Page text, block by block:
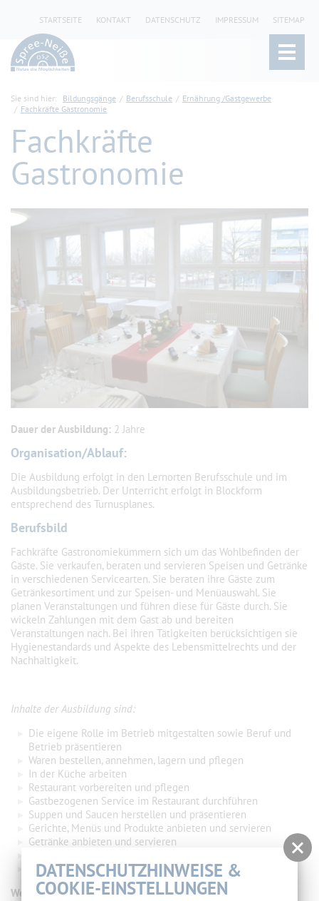
STARTSEITE KONTAKT DATENSCHUTZ IMPRESSUM SITEMAP
Sie sind hier: Bildungsgänge Berufsschule
Ernährung /Gastgewerbe
Fachkräfte Gastronomie
Fachkräfte
Gastronomie
Dauer der Ausbildung: 2 Jahre
Organisation/Ablauf:
Die Ausbildung erfolgt in den Lernorten Berufsschule und im
Ausbildungsbetrieb. Der Unterricht erfolgt in Blockform
entsprechend des Turnusplanes.
Berufsbild
Fachkräfte Gastronomiekümmern sich um das Wohlbefinden der
Gäste. Sie verkaufen, beraten und servieren Speisen und Getränke
in verschiedenen Servicearten. Sie beraten ihre Gäste zum
Getränkesortiment und zur Speisen- und Menüauswahl. Sie
planen Veranstaltungen und führen diese für Gäste durch. Sie
wickeln Zahlungen mit dem Gast ab und bereiten
Veranstaltungen nach. Bei ihren Tätigkeiten berücksichtigen sie
Hygienestandards und Aspekte des Lebensmittelrechts und der
Nachhaltigkeit.
Inhalte der Ausbildung sind:
Die eigene Rolle im Betrieb mitgestalten sowie Beruf und
Betrieb präsentieren
Waren bestellen, annehmen, lagern und pflegen
In der Küche arbeiten
Restaurant vorbereiten und pflegen
Gastbezogenen Service im Restaurant durchführen
Suppen und Saucen herstellen und präsentieren
Gerichte, Menüs und Produkte anbieten und servieren
Getränke anbieten und servieren
Zahlungen mit dem Gast abwickeln
Weitere Informationen finden Sie hier:
DATENSCHUTZHINWEISE &
COOKIE-EINSTELLUNGEN